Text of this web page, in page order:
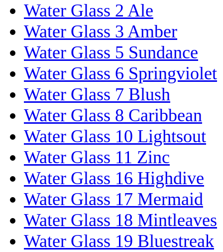
Water Glass 2 Ale
Water Glass 3 Amber
Water Glass 5 Sundance
Water Glass 6 Springviolet
Water Glass 7 Blush
Water Glass 8 Caribbean
Water Glass 10 Lightsout
Water Glass 11 Zinc
Water Glass 16 Highdive
Water Glass 17 Mermaid
Water Glass 18 Mintleaves
Water Glass 19 Bluestreak